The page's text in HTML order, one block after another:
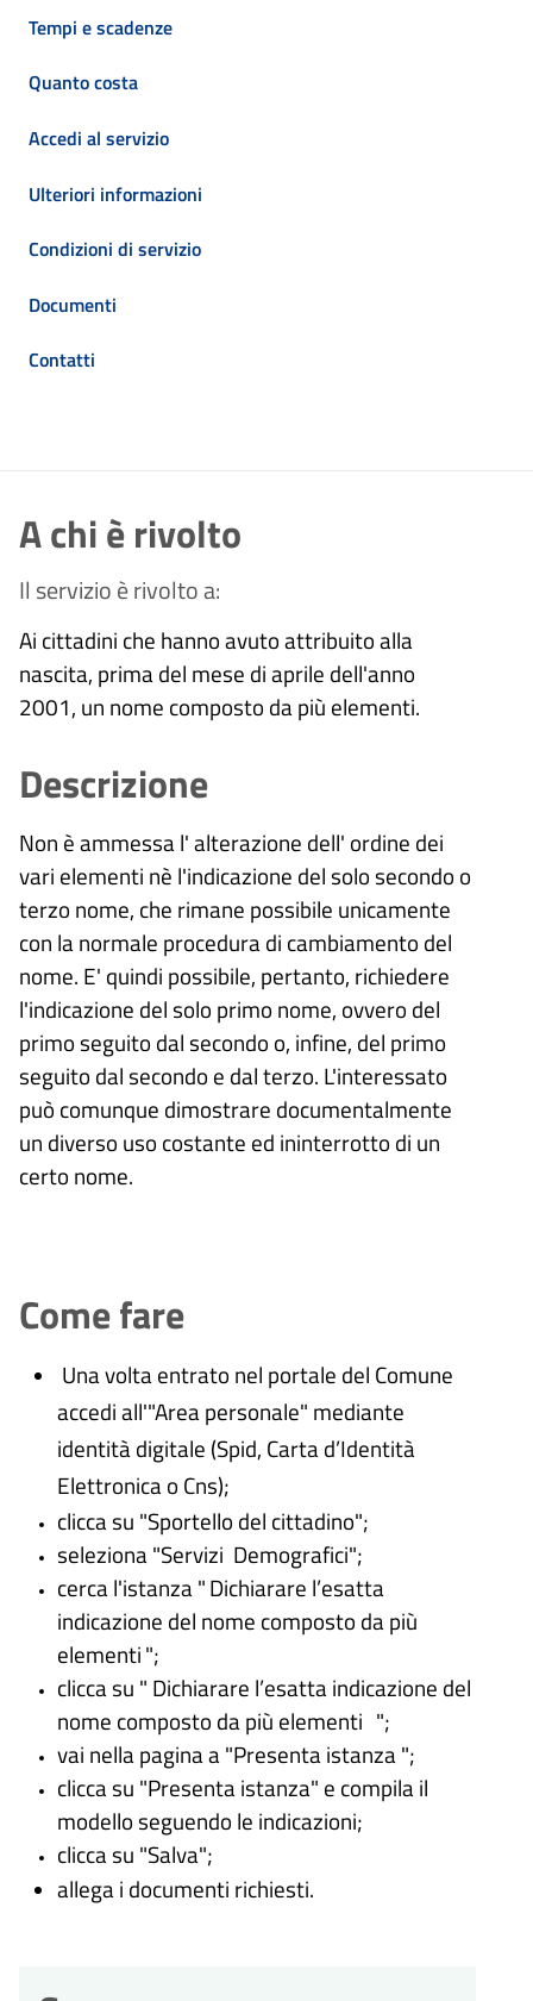
Tempi e scadenze
Quanto costa
Accedi al servizio
Ulteriori informazioni
Condizioni di servizio
Documenti
Contatti
A chi è rivolto
Il servizio è rivolto a:
Ai cittadini che hanno avuto attribuito alla
nascita, prima del mese di aprile dell'anno
2001, un nome composto da più elementi.
Descrizione
Non è ammessa l' alterazione dell' ordine dei
vari elementi nè l'indicazione del solo secondo o
terzo nome, che rimane possibile unicamente
con la normale procedura di cambiamento del
nome. E' quindi possibile, pertanto, richiedere
l'indicazione del solo primo nome, ovvero del
primo seguito dal secondo o, infine, del primo
seguito dal secondo e dal terzo. L'interessato
può comunque dimostrare documentalmente
un diverso uso costante ed ininterrotto di un
certo nome.
Come fare
Una volta entrato nel portale del Comune
accedi all'"Area personale" mediante
identità digitale (Spid, Carta d’Identità
Elettronica o Cns);
clicca su "Sportello del cittadino";
seleziona "Servizi Demografici";
cerca l'istanza "Dichiarare l’esatta
indicazione del nome composto da più
elementi";
clicca su " Dichiarare l’esatta indicazione del
nome composto da più elementi ";
vai nella pagina a "Presenta istanza ";
clicca su "Presenta istanza" e compila il
modello seguendo le indicazioni;
clicca su "Salva";
allega i documenti richiesti.